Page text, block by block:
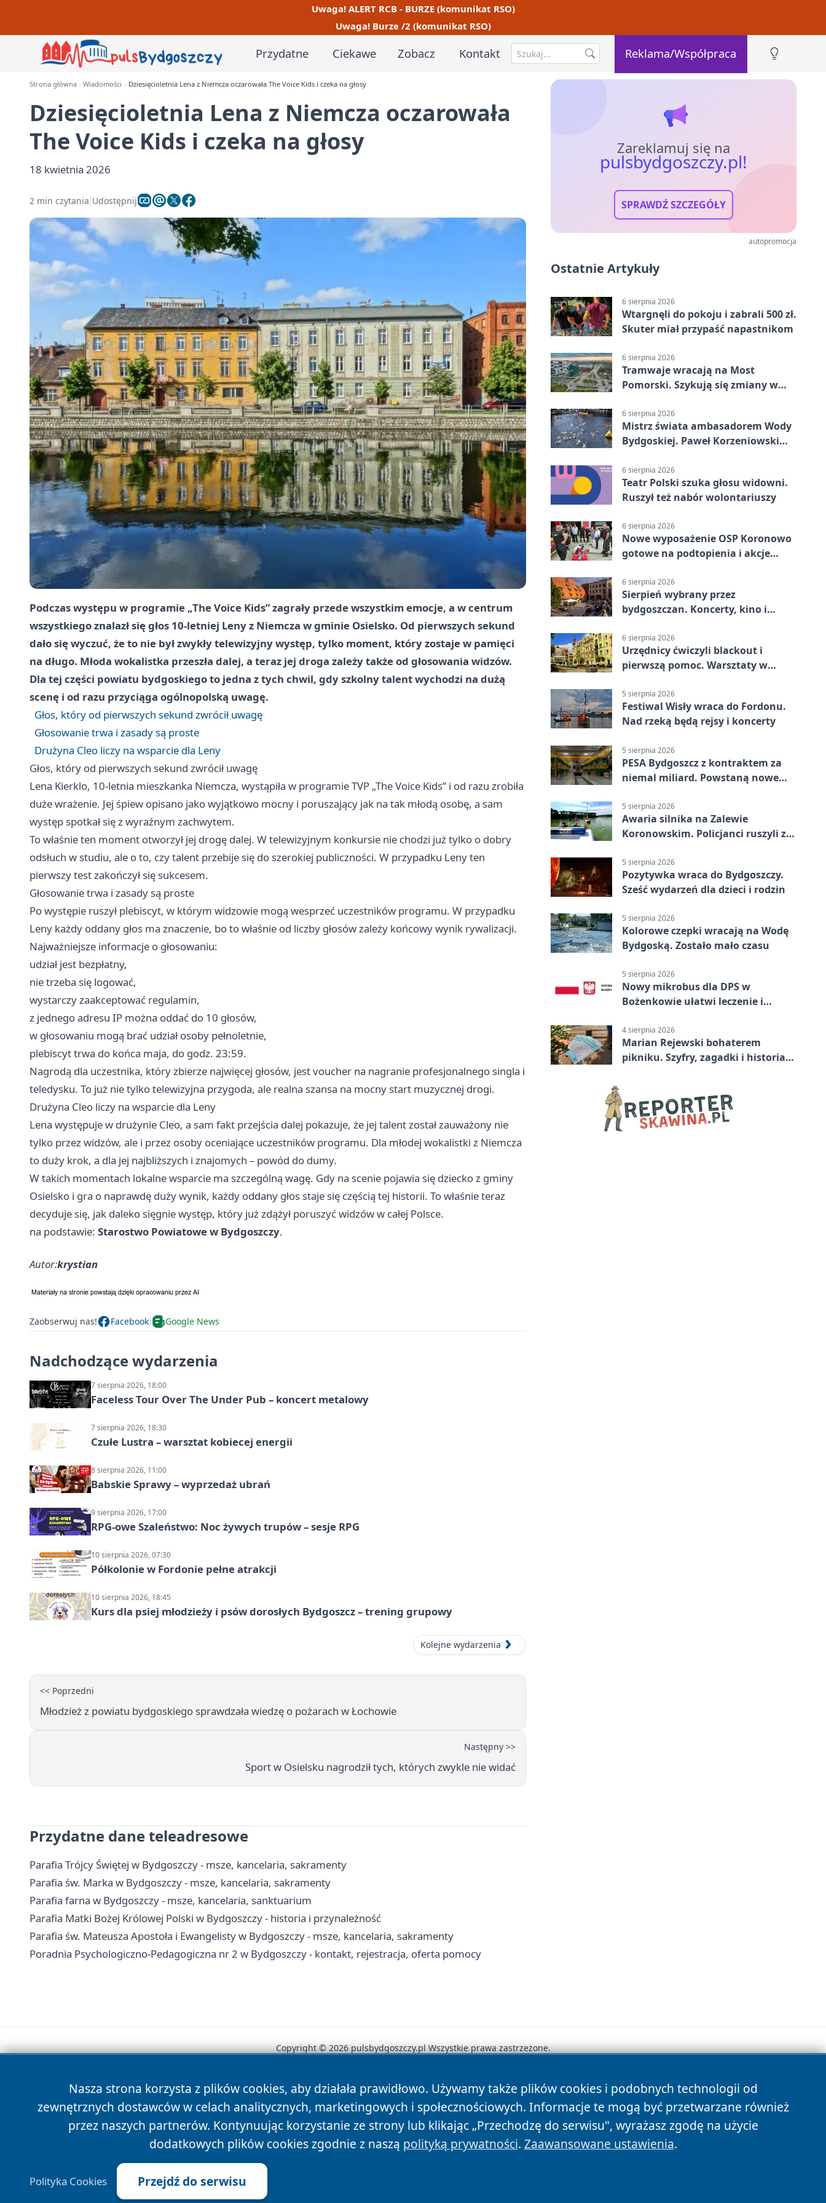
Uwaga! ALERT RCB - BURZE (komunikat RSO)
Uwaga! Burze /2 (komunikat RSO)
Przydatne Ciekawe Zobacz Kontakt Reklama/Współpraca
Strona główna Wiadomości Dziesięcioletnia Lena z Niemcza oczarowała The Voice Kids i czeka na głosy
Dziesięcioletnia Lena z Niemcza oczarowała
The Voice Kids i czeka na głosy
18 kwietnia 2026
2 min czytania Udostępnij
Podczas występu w programie „The Voice Kids” zagrały przede wszystkim emocje, a w centrum
wszystkiego znalazł się głos 10-letniej Leny z Niemcza w gminie Osielsko. Od pierwszych sekund
dało się wyczuć, że to nie był zwykły telewizyjny występ, tylko moment, który zostaje w pamięci
na długo. Młoda wokalistka przeszła dalej, a teraz jej droga zależy także od głosowania widzów.
Dla tej części powiatu bydgoskiego to jedna z tych chwil, gdy szkolny talent wychodzi na dużą
scenę i od razu przyciąga ogólnopolską uwagę.
Głos, który od pierwszych sekund zwrócił uwagę
Głosowanie trwa i zasady są proste
Drużyna Cleo liczy na wsparcie dla Leny
Głos, który od pierwszych sekund zwrócił uwagę
Lena Kierklo, 10-letnia mieszkanka Niemcza, wystąpiła w programie TVP „The Voice Kids” i od razu zrobiła
duże wrażenie. Jej śpiew opisano jako wyjątkowo mocny i poruszający jak na tak młodą osobę, a sam
występ spotkał się z wyraźnym zachwytem.
To właśnie ten moment otworzył jej drogę dalej. W telewizyjnym konkursie nie chodzi już tylko o dobry
odsłuch w studiu, ale o to, czy talent przebije się do szerokiej publiczności. W przypadku Leny ten
pierwszy test zakończył się sukcesem.
Głosowanie trwa i zasady są proste
Po występie ruszył plebiscyt, w którym widzowie mogą wesprzeć uczestników programu. W przypadku
Leny każdy oddany głos ma znaczenie, bo to właśnie od liczby głosów zależy końcowy wynik rywalizacji.
Najważniejsze informacje o głosowaniu:
udział jest bezpłatny,
nie trzeba się logować,
wystarczy zaakceptować regulamin,
z jednego adresu IP można oddać do 10 głosów,
w głosowaniu mogą brać udział osoby pełnoletnie,
plebiscyt trwa do końca maja, do godz. 23:59.
Nagrodą dla uczestnika, który zbierze najwięcej głosów, jest voucher na nagranie profesjonalnego singla i
teledysku. To już nie tylko telewizyjna przygoda, ale realna szansa na mocny start muzycznej drogi.
Drużyna Cleo liczy na wsparcie dla Leny
Lena występuje w drużynie Cleo, a sam fakt przejścia dalej pokazuje, że jej talent został zauważony nie
tylko przez widzów, ale i przez osoby oceniające uczestników programu. Dla młodej wokalistki z Niemcza
to duży krok, a dla jej najbliższych i znajomych – powód do dumy.
W takich momentach lokalne wsparcie ma szczególną wagę. Gdy na scenie pojawia się dziecko z gminy
Osielsko i gra o naprawdę duży wynik, każdy oddany głos staje się częścią tej historii. To właśnie teraz
decyduje się, jak daleko sięgnie występ, który już zdążył poruszyć widzów w całej Polsce.
na podstawie: Starostwo Powiatowe w Bydgoszczy.
Autor:krystian
Zaobserwuj nas! Facebook Google News
Nadchodzące wydarzenia
7 sierpnia 2026, 18:00
Faceless Tour Over The Under Pub – koncert metalowy
7 sierpnia 2026, 18:30
Czułe Lustra – warsztat kobiecej energii
8 sierpnia 2026, 11:00
Babskie Sprawy – wyprzedaż ubrań
9 sierpnia 2026, 17:00
RPG-owe Szaleństwo: Noc żywych trupów – sesje RPG
10 sierpnia 2026, 07:30
Półkolonie w Fordonie pełne atrakcji
10 sierpnia 2026, 18:45
Kurs dla psiej młodzieży i psów dorosłych Bydgoszcz – trening grupowy
Kolejne wydarzenia
<< Poprzedni
Młodzież z powiatu bydgoskiego sprawdzała wiedzę o pożarach w Łochowie
Następny >>
Sport w Osielsku nagrodził tych, których zwykle nie widać
Przydatne dane teleadresowe
Parafia Trójcy Świętej w Bydgoszczy - msze, kancelaria, sakramenty
Parafia św. Marka w Bydgoszczy - msze, kancelaria, sakramenty
Parafia farna w Bydgoszczy - msze, kancelaria, sanktuarium
Parafia Matki Bożej Królowej Polski w Bydgoszczy - historia i przynależność
Parafia św. Mateusza Apostoła i Ewangelisty w Bydgoszczy - msze, kancelaria, sakramenty
Poradnia Psychologiczno-Pedagogiczna nr 2 w Bydgoszczy - kontakt, rejestracja, oferta pomocy
Zareklamuj się na
pulsbydgoszczy.pl!
SPRAWDŹ SZCZEGÓŁY
autopromocja
Ostatnie Artykuły
6 sierpnia 2026
Wtargnęli do pokoju i zabrali 500 zł.
Skuter miał przypaść napastnikom
6 sierpnia 2026
Tramwaje wracają na Most
Pomorski. Szykują się zmiany w
6 sierpnia 2026
Mistrz świata ambasadorem Wody
Bydgoskiej. Paweł Korzeniowski
6 sierpnia 2026
Teatr Polski szuka głosu widowni.
Ruszył też nabór wolontariuszy
6 sierpnia 2026
Nowe wyposażenie OSP Koronowo
gotowe na podtopienia i akcje
6 sierpnia 2026
Sierpień wybrany przez
bydgoszczan. Koncerty, kino i
6 sierpnia 2026
Urzędnicy ćwiczyli blackout i
pierwszą pomoc. Warsztaty w
5 sierpnia 2026
Festiwal Wisły wraca do Fordonu.
Nad rzeką będą rejsy i koncerty
5 sierpnia 2026
PESA Bydgoszcz z kontraktem za
niemal miliard. Powstaną nowe
5 sierpnia 2026
Awaria silnika na Zalewie
Koronowskim. Policjanci ruszyli z
5 sierpnia 2026
Pozytywka wraca do Bydgoszczy.
Sześć wydarzeń dla dzieci i rodzin
5 sierpnia 2026
Kolorowe czepki wracają na Wodę
Bydgoską. Zostało mało czasu
5 sierpnia 2026
Nowy mikrobus dla DPS w
Bożenkowie ułatwi leczenie i
4 sierpnia 2026
Marian Rejewski bohaterem
pikniku. Szyfry, zagadki i historia
Nasza strona korzysta z plików cookies, aby działała prawidłowo. Używamy także plików cookies i podobnych technologii od
zewnętrznych dostawców w celach analitycznych, marketingowych i społecznościowych. Informacje te mogą być przetwarzane również
przez naszych partnerów. Kontynuując korzystanie ze strony lub klikając „Przechodzę do serwisu", wyrażasz zgodę na użycie
dodatkowych plików cookies zgodnie z naszą polityką prywatności. Zaawansowane ustawienia.
Polityka Cookies Przejdź do serwisu
Copyright © 2026 pulsbydgoszczy.pl Wszystkie prawa zastrzeżone.
News Autorzy Polityka Prywatności Polityka Cookies